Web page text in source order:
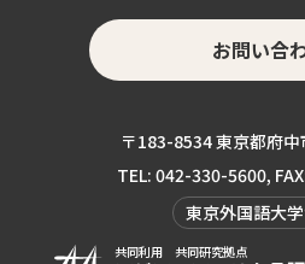
お問い合
〒183-8534 東京都府
TEL: 042-330-5600,
東京外国語大
共同利用 共同研究拠点